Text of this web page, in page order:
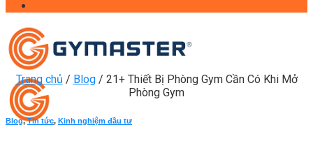
Trang chủ / Blog / 21+ Thiết Bị Phòng Gym Cần Có Khi Mở
Phòng Gym
Blog,Tin tức, Kinh nghiệm đầu tư